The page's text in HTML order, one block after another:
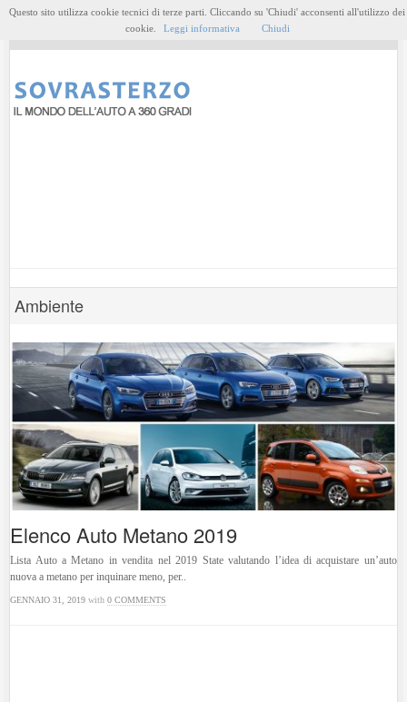
Ambiente
Elenco Auto Metano 2019
Lista Auto a Metano in vendita nel 2019 State valutando l’idea di acquistare un’auto
nuova a metano per inquinare meno, per..
GENNAIO 31, 2019 with0 COMMENTS
Questo sito utilizza cookie tecnici di terze parti. Cliccando su 'Chiudi' acconsenti all'utilizzo dei
cookie.
Leggi informativa Chiudi